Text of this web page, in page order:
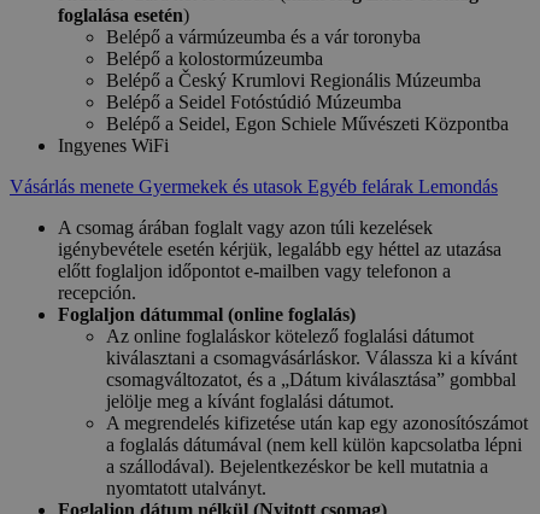
foglalása esetén)
Belépő a vármúzeumba és a vár toronyba
Belépő a kolostormúzeumba
Belépő a Český Krumlovi Regionális Múzeumba
Belépő a Seidel Fotóstúdió Múzeumba
Belépő a Seidel, Egon Schiele Művészeti Központba
Ingyenes WiFi
Vásárlás menete Gyermekek és utasok Egyéb felárak Lemondás
A csomag árában foglalt vagy azon túli kezelések
igénybevétele esetén kérjük, legalább egy héttel az utazása
előtt foglaljon időpontot e-mailben vagy telefonon a
recepción.
Foglaljon dátummal (online foglalás)
Az online foglaláskor kötelező foglalási dátumot
kiválasztani a csomagvásárláskor. Válassza ki a kívánt
csomagváltozatot, és a „Dátum kiválasztása” gombbal
jelölje meg a kívánt foglalási dátumot.
A megrendelés kifizetése után kap egy azonosítószámot
a foglalás dátumával (nem kell külön kapcsolatba lépni
a szállodával). Bejelentkezéskor be kell mutatnia a
nyomtatott utalványt.
Foglaljon dátum nélkül (Nyitott csomag)